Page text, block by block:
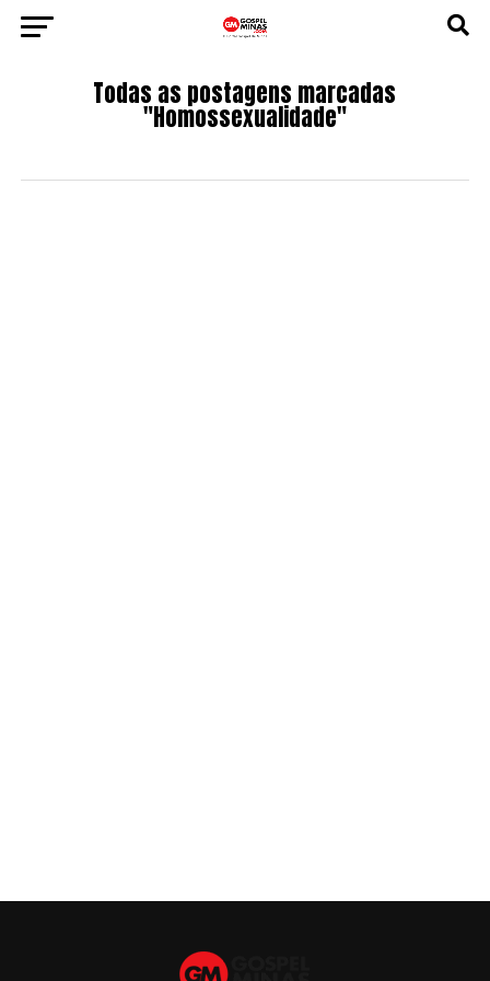
Todas as postagens marcadas
"Homossexualidade"